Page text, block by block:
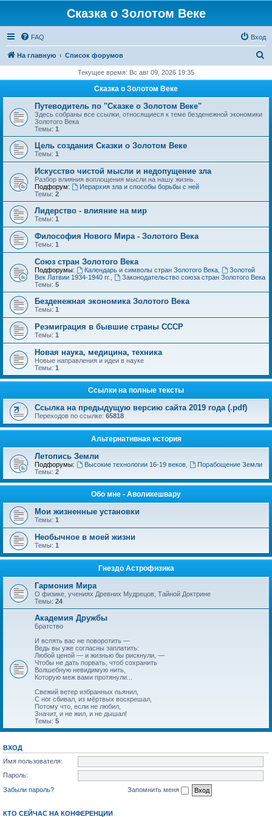
Сказка о Золотом Веке
FAQ Вход
На главную Список форумов
с
Текущее время: Вс авг 09, 2026 19:35
Сказка о Золотом Веке
Путеводитель по "Сказке о Золотом Веке"
Здесь собраны все ссылки, относящиеся к теме безденежной экономики
Золотого Века
Темы: 1
Цель создания Сказки о Золотом Веке
Темы: 1
Искусство чистой мысли и недопущение зла
Разбор влияния воплощения мысли на нашу жизнь.
Подфорум:
Иерархия зла и способы борьбы с ней
Темы: 2
Лидерство - влияние на мир
Темы: 1
Философия Нового Мира - Золотого Века
Темы: 1
Cоюз стран Золотого Века
Подфорумы: Календарь и символы стран Золотого Века,
Золотой
Век Латвии 1934-1940 гг.
Законодательство союза стран Золотого Века
Темы: 5
Безденежная экономика Золотого Века
Темы: 1
Реэмиграция в бывшие страны СССР
Темы: 1
Новая наука, медицина, техника
Новые направления и идеи в науке
Темы: 1
Ссылки на полные тексты
Ссылка на предыдущую версию сайта 2019 года (.pdf)
Переходов по ссылке: 65818
Альтернативная история
Летопись Земли
Подфорумы: Высокие технологии 16-19 веков,
Порабощение Земли
Темы: 2
Обо мне - Аволикешвару
Мои жизненные установки
Темы: 1
Необычное в моей жизни
Темы: 1
Гнездо Астрофизика
Гармония Мира
О физике, учениях Древних Мудрецов, Тайной Доктрине
Темы: 24
Академия Дружбы
Братство
И вспять вас не поворотить —
Ведь вы уже согласны заплатить:
Любой ценой — и жизнью бы рискнули, —
Чтобы не дать порвать, чтоб сохранить
Волшебную невидимую нить,
Которую меж вами протянули...
Свежий ветер избранных пьянил,
С ног сбивал, из мёртвых воскрешал,
Потому что, если не любил,
Значит, и не жил, и не дышал!
Темы: 5
ВХОД
Имя пользователя:
Пароль:
Забыли пароль?
Запомнить меня
КТО СЕЙЧАС НА КОНФЕРЕНЦИИ